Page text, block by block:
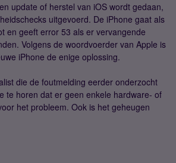
update of herstel van iOS wordt gedaan,
uitgevoerd. De iPhone gaat als
en geeft error 53 als er vervangende
Volgens de woordvoerder van Apple is
iPhone de enige oplossing.
die de foutmelding eerder onderzocht
te horen dat er geen enkele hardware- of
het probleem. Ook is het geheugen